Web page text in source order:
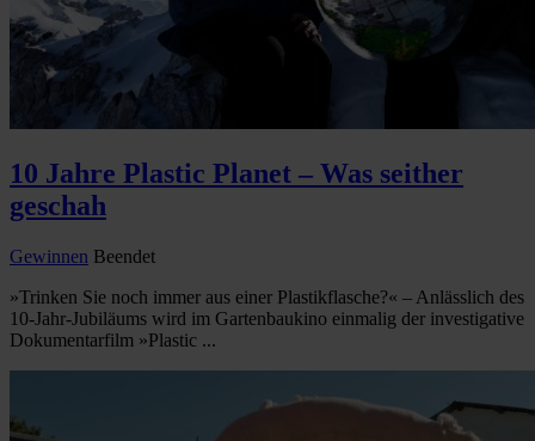
10 Jahre Plastic Planet – Was seither
geschah
Gewinnen Beendet
»Trinken Sie noch immer aus einer Plastikflasche?« – Anlässlich des
10-Jahr-Jubiläums wird im Gartenbaukino einmalig der investigative
Dokumentarfilm »Plastic ...